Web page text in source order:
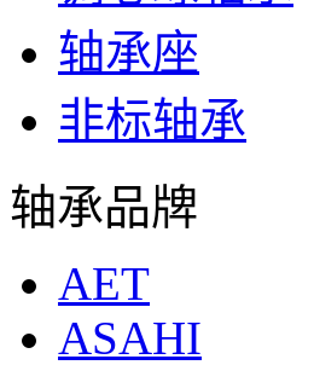
轴承座
非标轴承
轴承品牌
AET
ASAHI